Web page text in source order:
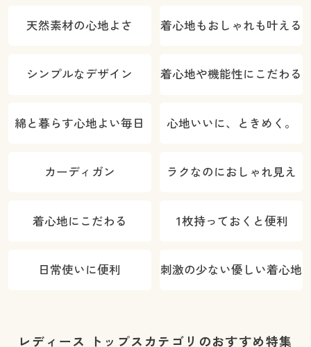
天然素材の心地よさ 着心地もおしゃれも叶える
シンプルなデザイン 着心地や機能性にこだわる
綿と暮らす心地よい毎日 心地いいに、ときめく。
カーディガン ラクなのにおしゃれ見え
着心地にこだわる 1枚持っておくと便利
日常使いに便利 刺激の少ない優しい着心地
レディース トップスカテゴリのおすすめ特集